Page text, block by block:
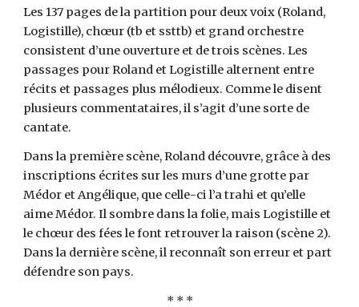
Les 137 pages de la partition pour deux voix (Roland,
Logistille), chœur (tb et ssttb) et grand orchestre
consistent d’une ouverture et de trois scènes. Les
passages pour Roland et Logistille alternent entre
récits et passages plus mélodieux. Comme le disent
plusieurs commentataires, il s’agit d’une sorte de
cantate.
Dans la première scène, Roland découvre, grâce à des
inscriptions écrites sur les murs d’une grotte par
Médor et Angélique, que celle-ci l’a trahi et qu’elle
aime Médor. Il sombre dans la folie, mais Logistille et
le chœur des fées le font retrouver la raison (scène 2).
Dans la dernière scène, il reconnaît son erreur et part
défendre son pays.
* * *